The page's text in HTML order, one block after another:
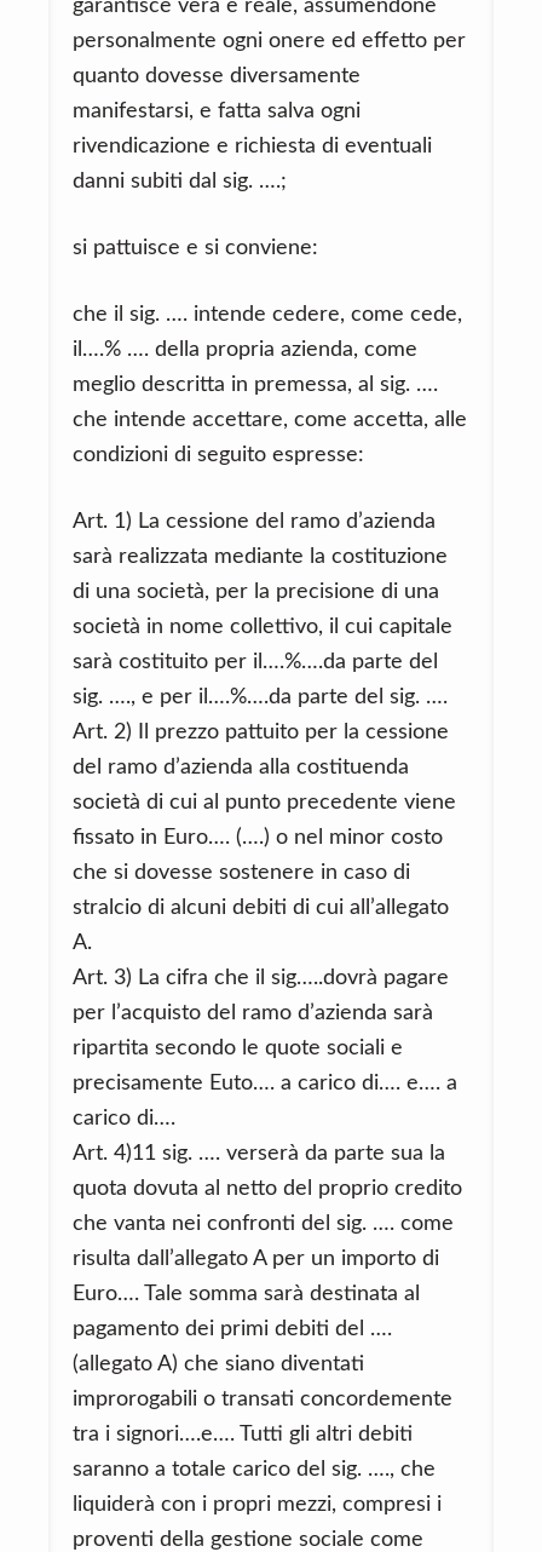
garantisce vera e reale, assumendone
personalmente ogni onere ed effetto per
quanto dovesse diversamente
manifestarsi, e fatta salva ogni
rivendicazione e richiesta di eventuali
danni subiti dal sig. ….;
si pattuisce e si conviene:
che il sig. …. intende cedere, come cede,
il….% …. della propria azienda, come
meglio descritta in premessa, al sig. ….
che intende accettare, come accetta, alle
condizioni di seguito espresse:
Art. 1) La cessione del ramo d’azienda
sarà realizzata mediante la costituzione
di una società, per la precisione di una
società in nome collettivo, il cui capitale
sarà costituito per il….%….da parte del
sig. …., e per il….%….da parte del sig. ….
Art. 2) Il prezzo pattuito per la cessione
del ramo d’azienda alla costituenda
società di cui al punto precedente viene
fissato in Euro…. (….) o nel minor costo
che si dovesse sostenere in caso di
stralcio di alcuni debiti di cui all’allegato
A.
Art. 3) La cifra che il sig…..dovrà pagare
per l’acquisto del ramo d’azienda sarà
ripartita secondo le quote sociali e
precisamente Euto…. a carico di…. e…. a
carico di….
Art. 4)11 sig. …. verserà da parte sua la
quota dovuta al netto del proprio credito
che vanta nei confronti del sig. …. come
risulta dall’allegato A per un importo di
Euro…. Tale somma sarà destinata al
pagamento dei primi debiti del ….
(allegato A) che siano diventati
improrogabili o transati concordemente
tra i signori….e…. Tutti gli altri debiti
saranno a totale carico del sig. …., che
liquiderà con i propri mezzi, compresi i
proventi della gestione sociale come